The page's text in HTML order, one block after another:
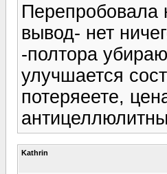
Перепробовала
вывод- нет
-полтора
улучшается
потеряеете,
Kathrin